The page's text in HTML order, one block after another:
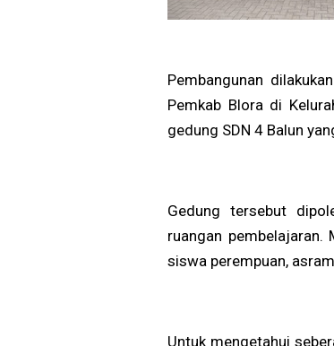
Pembangunan
Pemkab Blora di
gedung SDN 4 Balun
Gedung tersebut
ruangan
siswa perempuan,
Untuk mengetahui